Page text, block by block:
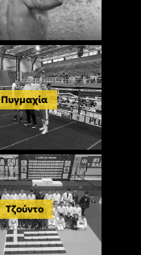
Πυγμαχία
Τζούντο